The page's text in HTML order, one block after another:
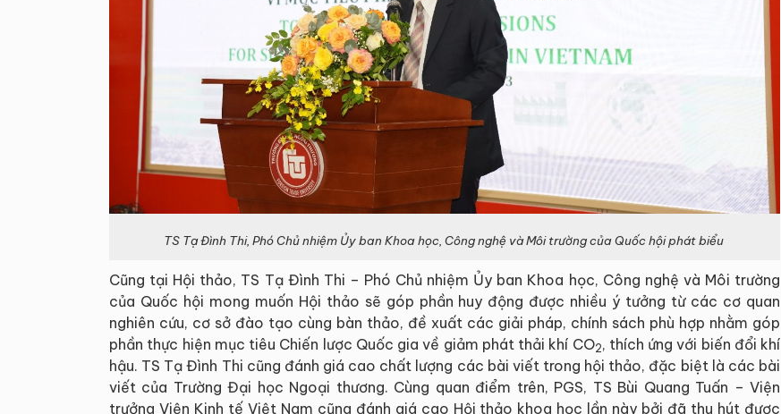
TS Tạ Đình Thi, Phó Chủ nhiệm Ủy ban Khoa học, Công nghệ và Môi trường của Quốc hội phát biểu
Cũng tại Hội thảo, TS Tạ Đình Thi – Phó Chủ nhiệm Ủy ban Khoa học, Công nghệ và Môi trường
của Quốc hội mong muốn Hội thảo sẽ góp phần huy động được nhiều ý tưởng từ các cơ quan
nghiên cứu, cơ sở đào tạo cùng bàn thảo, đề xuất các giải pháp, chính sách phù hợp nhằm góp
phần thực hiện mục tiêu Chiến lược Quốc gia về giảm phát thải khí CO2, thích ứng với biến đổi khí
hậu. TS Tạ Đình Thi cũng đánh giá cao chất lượng các bài viết trong hội thảo, đặc biệt là các bài
viết của Trường Đại học Ngoại thương. Cùng quan điểm trên, PGS, TS Bùi Quang Tuấn – Viện
trưởng Viện Kinh tế Việt Nam cũng đánh giá cao Hội thảo khoa học lần này bởi đã thu hút được